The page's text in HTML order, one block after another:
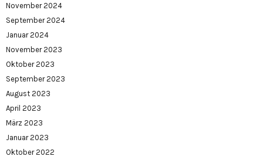
November 2024
September 2024
Januar 2024
November 2023
Oktober 2023
September 2023
August 2023
April 2023
März 2023
Januar 2023
Oktober 2022